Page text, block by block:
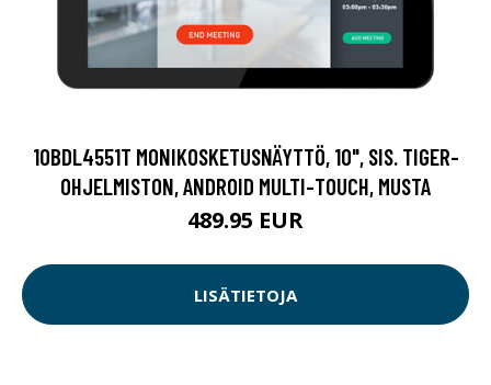
10BDL4551T MONIKOSKETUSNÄYTTÖ, 10", SIS. TIGER-
OHJELMISTON, ANDROID MULTI-TOUCH, MUSTA
489.95 EUR
LISÄTIETOJA